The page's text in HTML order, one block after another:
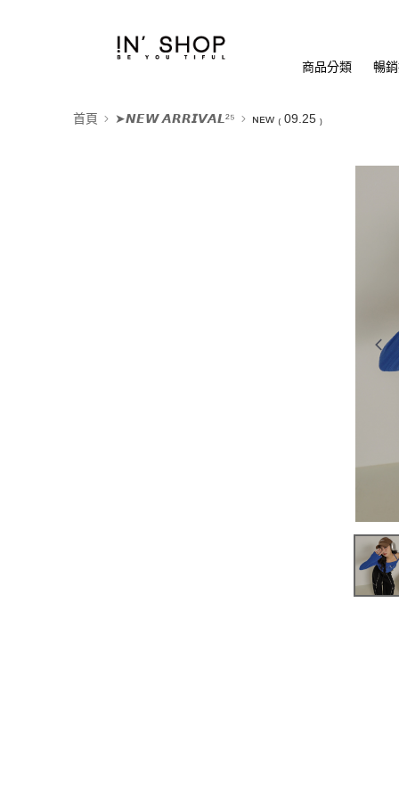
商品分類 暢
首頁 ➤𝙉𝙀𝙒 𝘼𝙍𝙍𝙄𝙑𝘼𝙇²⁵ ɴᴇᴡ ₍ 09.25 ₎